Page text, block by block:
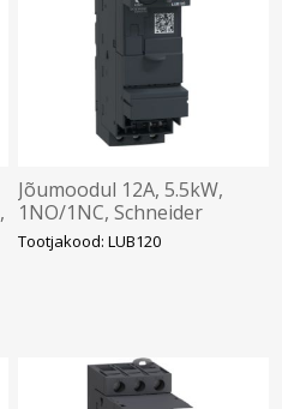
Jõumoodul 12A, 5.5kW,
1NO/1NC, Schneider
Tootjakood: LUB120